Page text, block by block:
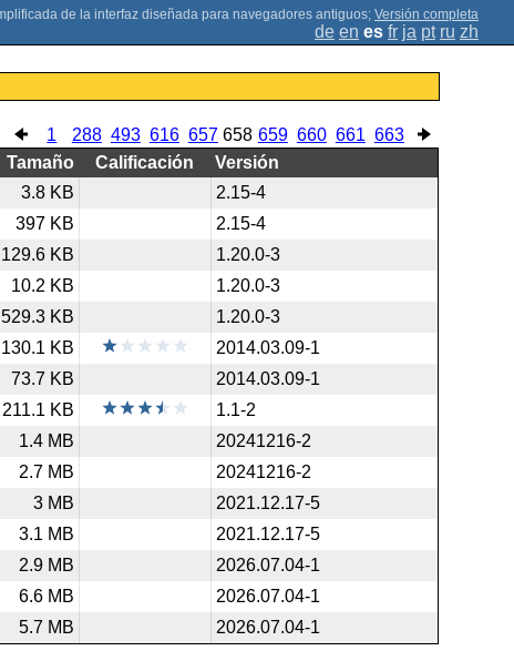
; Versión completa
de en es fr ja pt ru zh
1 288 493 616 657 658 659 660 661 663
Tamaño Calificación
Versión
3.8 KB
2.15-4
397 KB
2.15-4
129.6 KB
1.20.0-3
10.2 KB
1.20.0-3
529.3 KB
1.20.0-3
130.1 KB
2014.03.09-1
73.7 KB
2014.03.09-1
211.1 KB
1.1-2
1.4 MB
20241216-2
2.7 MB
20241216-2
3 MB
2021.12.17-5
3.1 MB
2021.12.17-5
2.9 MB
2026.07.04-1
6.6 MB
2026.07.04-1
5.7 MB 2026.07.04-1